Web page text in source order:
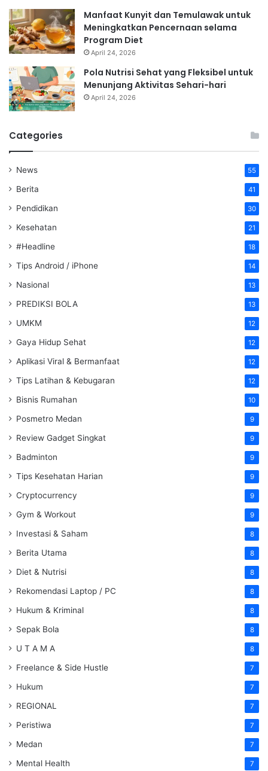
Manfaat Kunyit dan Temulawak untuk
Meningkatkan Pencernaan selama
Program Diet
April 24, 2026
Pola Nutrisi Sehat yang Fleksibel untuk
Menunjang Aktivitas Sehari-hari
April 24, 2026
Categories
News 55
Berita 41
Pendidikan 30
Kesehatan 21
#Headline 18
Tips Android / iPhone 14
Nasional 13
PREDIKSI BOLA 13
UMKM 12
Gaya Hidup Sehat 12
Aplikasi Viral & Bermanfaat 12
Tips Latihan & Kebugaran 12
Bisnis Rumahan 10
Posmetro Medan 9
Review Gadget Singkat 9
Badminton 9
Tips Kesehatan Harian 9
Cryptocurrency 9
Gym & Workout 9
Investasi & Saham 8
Berita Utama 8
Diet & Nutrisi 8
Rekomendasi Laptop / PC 8
Hukum & Kriminal 8
Sepak Bola 8
U T A M A 8
Freelance & Side Hustle 7
Hukum 7
REGIONAL 7
Peristiwa 7
Medan 7
Mental Health 7